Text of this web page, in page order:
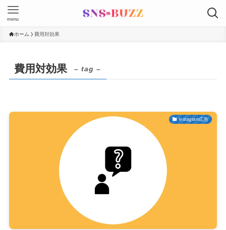
menu
ホーム 費用対効果
費用対効果 – tag –
instagram広告